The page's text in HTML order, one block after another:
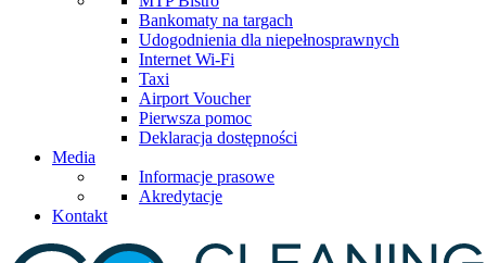
Bankomaty na targach
Udogodnienia dla niepełnosprawnych
Internet Wi-Fi
Taxi
Airport Voucher
Pierwsza pomoc
Deklaracja dostępności
Media
Informacje prasowe
Akredytacje
Kontakt